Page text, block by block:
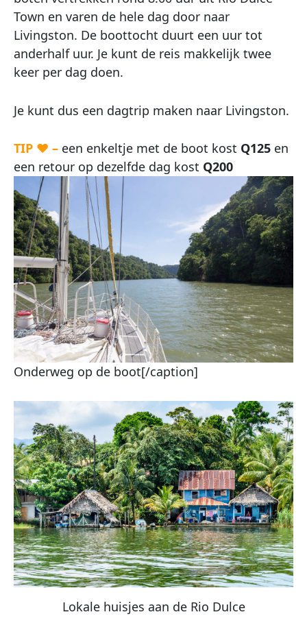
Town en varen de hele dag door naar
Livingston. De boottocht duurt een uur tot
anderhalf uur. Je kunt de reis makkelijk twee
keer per dag doen.
Je kunt dus een dagtrip maken naar Livingston.
TIP ♥ – een enkeltje met de boot kost Q125 en
een retour op dezelfde dag kost Q200
Onderweg op de boot[/caption]
Lokale huisjes aan de Rio Dulce